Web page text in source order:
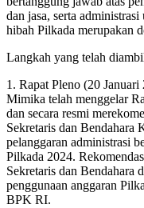
dan jasa, serta
hibah Pilkada merupakan
Langkah yang telah
1. Rapat Pleno (20
Mimika telah menggelar
dan secara resmi
Sekretaris dan Bendahara
pelanggaran administrasi
Pilkada 2024.
Sekretaris dan Bendahara
penggunaan anggaran
BPK RI.